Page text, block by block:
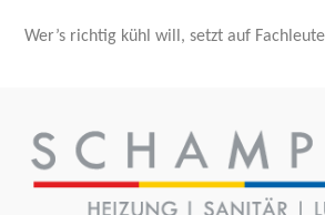
Wer’s richtig kühl will, setzt auf